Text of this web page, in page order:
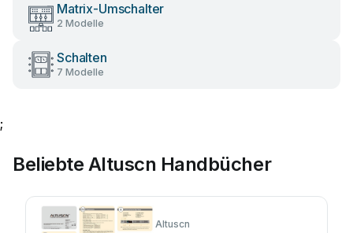
Matrix-Umschalter
2 Modelle
Schalten
7 Modelle
;
Beliebte Altuscn Handbücher
Altuscn